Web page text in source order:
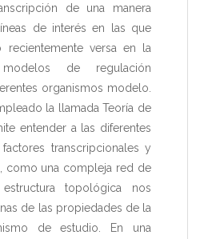
de una manera
de interés en las que
recientemente versa en la
de regulación
organismos modelo.
la llamada Teoría de
entender a las diferentes
transcripcionales y
como una compleja red de
topológica nos
de las propiedades de la
de estudio. En una